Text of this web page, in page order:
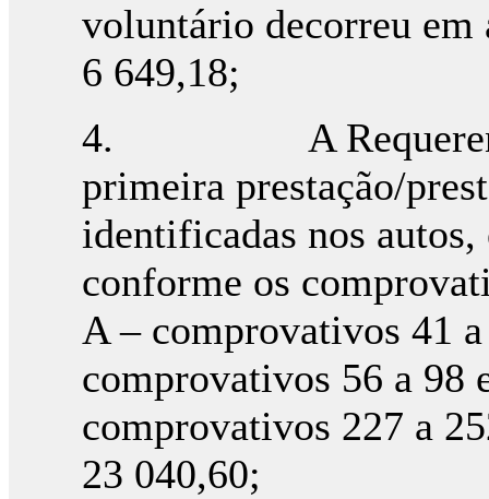
voluntário decorreu em
6 649,18;
4. A Requerente
primeira prestação/
identificadas nos
conforme os
A – comprovativos 41
comprovativos 56 a 98
comprovativos 227 a
23 040,60;